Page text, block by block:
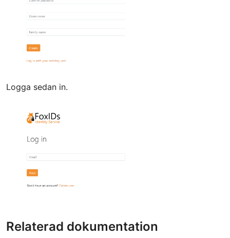
Logga sedan in.
Relaterad dokumentation